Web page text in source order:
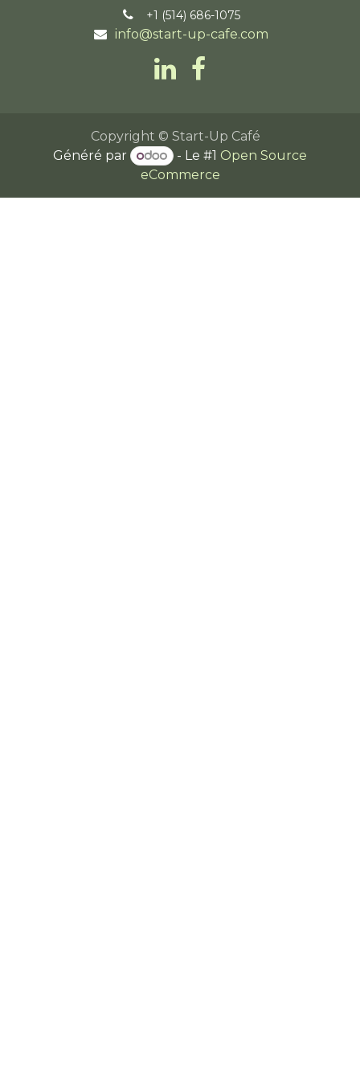
+1 (514) 686-1075
info@start-up-cafe.com
Copyright © Start-Up Café
Généré par
- Le #1 Open Source
eCommerce